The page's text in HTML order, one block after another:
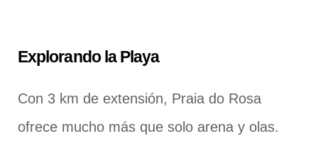
Explorando la Playa
Con 3 km de extensión, Praia do Rosa
ofrece mucho más que solo arena y olas.